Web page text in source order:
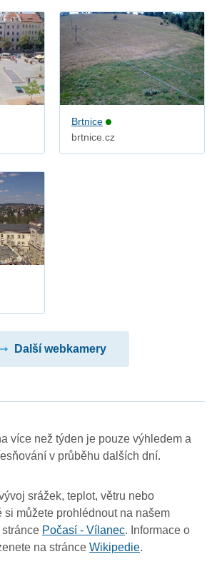
Brtnice
brtnice.cz
Další webkamery
více než týden je pouze výhledem a
v průběhu dalších dní.
srážek, teplot, větru nebo
si můžete prohlédnout na našem
Počasí - Vílanec. Informace o
na stránce Wikipedie.